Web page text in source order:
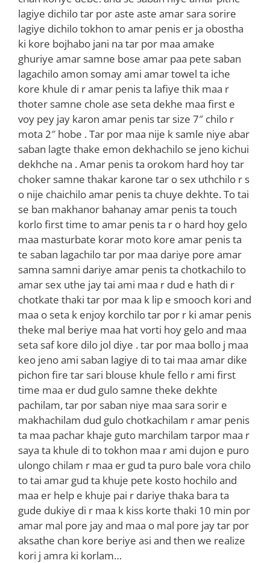
lagiye dichilo tar por aste aste amar sara sorire
lagiye dichilo tokhon to amar penis er ja obostha
ki kore bojhabo jani na tar por maa amake
ghuriye amar samne bose amar paa pete saban
lagachilo amon somay ami amar towel ta iche
kore khule di r amar penis ta lafiye thik maa r
thoter samne chole ase seta dekhe maa first e
voy pey jay karon amar penis tar size 7″ chilo r
mota 2″ hobe . Tar por maa nije k samle niye abar
saban lagte thake emon dekhachilo se jeno kichui
dekhche na . Amar penis ta orokom hard hoy tar
choker samne thakar karone tar o sex uthchilo r s
o nije chaichilo amar penis ta chuye dekhte. To tai
se ban makhanor bahanay amar penis ta touch
korlo first time to amar penis ta r o hard hoy gelo
maa masturbate korar moto kore amar penis ta
te saban lagachilo tar por maa dariye pore amar
samna samni dariye amar penis ta chotkachilo to
amar sex uthe jay tai ami maa r dud e hath di r
chotkate thaki tar por maa k lip e smooch kori and
maa o seta k enjoy korchilo tar por r ki amar penis
theke mal beriye maa hat vorti hoy gelo and maa
seta saf kore dilo jol diye . tar por maa bollo j maa
keo jeno ami saban lagiye di to tai maa amar dike
pichon fire tar sari blouse khule fello r ami first
time maa er dud gulo samne theke dekhte
pachilam, tar por saban niye maa sara sorir e
makhachilam dud gulo chotkachilam r amar penis
ta maa pachar khaje guto marchilam tarpor maa r
saya ta khule di to tokhon maa r ami dujon e puro
ulongo chilam r maa er gud ta puro bale vora chilo
to tai amar gud ta khuje pete kosto hochilo and
maa er help e khuje pai r dariye thaka bara ta
gude dukiye di r maa k kiss korte thaki 10 min por
amar mal pore jay and maa o mal pore jay tar por
aksathe chan kore beriye asi and then we realize
kori j amra ki korlam…